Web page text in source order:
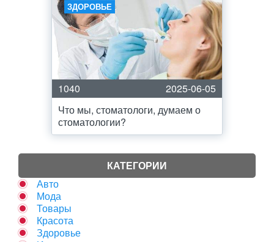
ЗДОРОВЬЕ
1040
2025-06-05
Что мы, стоматологи, думаем о
стоматологии?
КАТЕГОРИИ
Авто
Мода
Товары
Красота
Здоровье